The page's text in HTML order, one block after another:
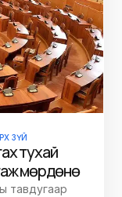
ЗҮЙ
тухай
мөрдөнө
тавдугаар